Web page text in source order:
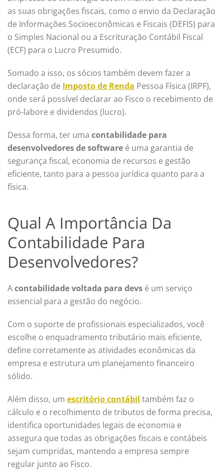
as suas obrigações fiscais, como o envio da Declaração
de Informações Socioeconômicas e Fiscais (DEFIS) para
o Simples Nacional ou a Escrituração Contábil Fiscal
(ECF) para o Lucro Presumido.
Somado a isso, os sócios também devem fazer a
declaração de Imposto de Renda Pessoa Física (IRPF),
onde será possível declarar ao Fisco o recebimento de
pró-labore e dividendos (lucro).
Dessa forma, ter uma contabilidade para
desenvolvedores de software é uma garantia de
segurança fiscal, economia de recursos e gestão
eficiente, tanto para a pessoa jurídica quanto para a
física.
Qual A Importância Da
Contabilidade Para
Desenvolvedores?
Acontabilidade voltada para devs é um serviço
essencial para a gestão do negócio.
Com o suporte de profissionais especializados, você
escolhe o enquadramento tributário mais eficiente,
define corretamente as atividades econômicas da
empresa e estrutura um planejamento financeiro
sólido.
Além disso, um escritório contábil também faz o
cálculo e o recolhimento de tributos de forma precisa,
identifica oportunidades legais de economia e
assegura que todas as obrigações fiscais e contábeis
sejam cumpridas, mantendo a empresa sempre
regular junto ao Fisco.